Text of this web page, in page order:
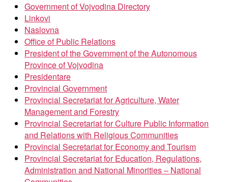
Government of Vojvodina Directory
Linkovi
Naslovna
Office of Public Relations
President of the Government of the Autonomous
Province of Vojvodina
Presidentare
Provincial Government
Provincial Secretariat for Agriculture, Water
Management and Forestry
Provincial Secretariat for Culture Public Information
and Relations with Religious Communities
Provincial Secretariat for Economy and Tourism
Provincial Secretariat for Education, Regulations,
Administration and National Minorities – National